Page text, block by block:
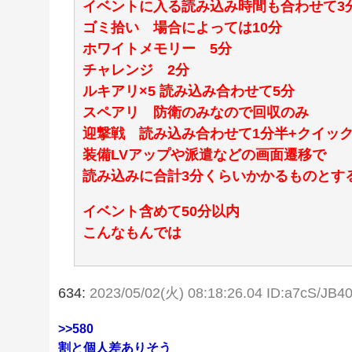
イベントに入る読み込み時間も合わせて3
ゴミ拾い 場合によっては10分
ホワイトメモリー 5分
チャレンジ 2分
ルキアリ×5 読み込み合わせて5分
スペアリ 防衛のみなので回収のみ
迎撃戦 読み込み合わせて1分半+クイッ
装備LVアップや派遣などの画面遷移で
読み込みに合計3分くらいかかるものとす
イベント含めて50分以内
こんなもんでは
634: 2023/05/02(火) 08:18:26.04 ID:a7cS/JB40
>>580
割と個人差ありそう